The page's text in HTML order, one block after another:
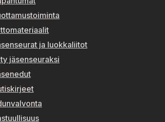
ja luokkaliitot
jäsenseuraksi